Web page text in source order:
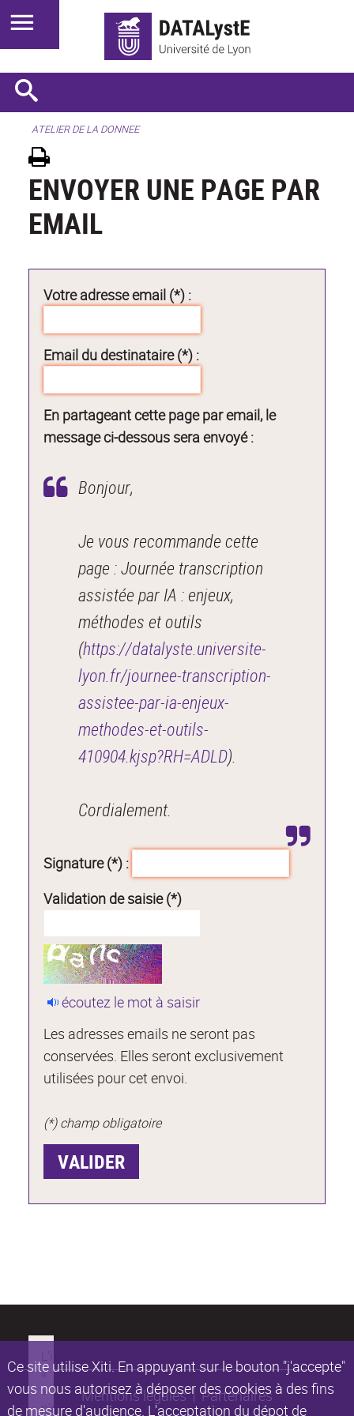
Ce site utilise Xiti. En appuyant sur le bouton "j'accepte"
vous nous autorisez à déposer des cookies à des fins
de mesure d'audience. L'acceptation du dépot de
ATELIER DE LA DONNEE
ENVOYER UNE PAGE PAR
EMAIL
Votre adresse email (*) :
Email du destinataire (*) :
En partageant cette page par email, le
message ci-dessous sera envoyé :
Bonjour,
Je vous recommande cette
page : Journée transcription
assistée par IA : enjeux,
méthodes et outils
(https://datalyste.universite-
lyon.fr/journee-transcription-
assistee-par-ia-enjeux-
methodes-et-outils-
410904.kjsp?RH=ADLD).
Cordialement.
Signature (*) :
Validation de saisie (*)
écoutez le mot à saisir
Les adresses emails ne seront pas
conservées. Elles seront exclusivement
utilisées pour cet envoi.
(*) champ obligatoire
Mentions légales Partenaires